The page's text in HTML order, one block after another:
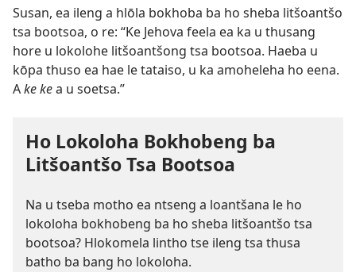
Susan, ea ileng a hlōla bokhoba ba ho sheba litšoantšo
tsa bootsoa, o re: “Ke Jehova feela ea ka u thusang
hore u lokolohe litšoantšong tsa bootsoa. Haeba u
kōpa thuso ea hae le tataiso, u ka amoheleha ho eena.
Ake kea u soetsa.”
Ho Lokoloha Bokhobeng ba
Litšoantšo Tsa Bootsoa
Na u tseba motho ea ntseng a loantšana le ho
lokoloha bokhobeng ba ho sheba litšoantšo tsa
bootsoa? Hlokomela lintho tse ileng tsa thusa
batho ba bang ho lokoloha.